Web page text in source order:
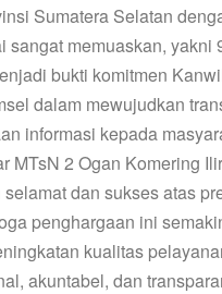
Sumatera Selatan
sangat memuaskan, yakni
bukti komitmen
dalam mewujudkan
informasi kepada
MTsN 2 Ogan Komering
dan sukses atas
penghargaan ini
kualitas
akuntabel, dan